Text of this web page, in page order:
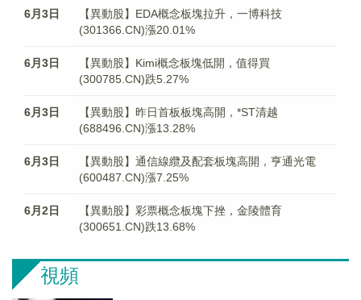
6月3日
【異動股】EDA概念板塊拉升，一博科技
(301366.CN)漲20.01%
6月3日
【異動股】Kimi概念板塊低開，值得買
(300785.CN)跌5.27%
6月3日
【異動股】昨日首板板塊高開，*ST清越
(688496.CN)漲13.28%
6月3日
【異動股】通信線纜及配套板塊高開，亨通光電
(600487.CN)漲7.25%
6月2日
【異動股】彩票概念板塊下挫，金陵體育
(300651.CN)跌13.68%
視頻